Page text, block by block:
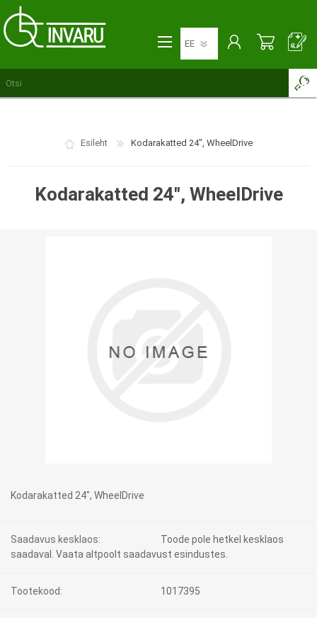
Esileht Kodarakatted 24", WheelDrive
Kodarakatted 24", WheelDrive
Kodarakatted 24", WheelDrive
Saadavus kesklaos:
Toode pole hetkel kesklaos
saadaval. Vaata altpoolt saadavust esindustes.
Tootekood: 1017395